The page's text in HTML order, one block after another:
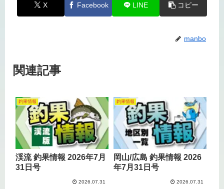
X Facebook LINE コピー
manbo
関連記事
釣果情報
渓流 釣果情報 2026年7月
31日号
2026.07.31
釣果情報
岡山/広島 釣果情報 2026
年7月31日号
2026.07.31